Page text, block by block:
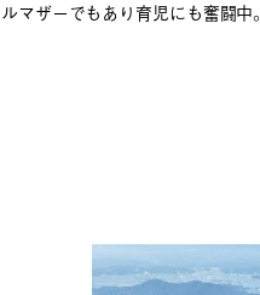
ルマザーでもあり育児にも奮闘中。